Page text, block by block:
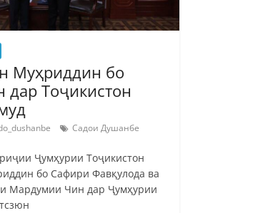
Муҳриддин бо
Тоҷикистон
Садои Душанбе
Ҷумҳурии Тоҷикистон
бо Сафири Фавқулода ва
Мардумии Чин дар Ҷумҳурии